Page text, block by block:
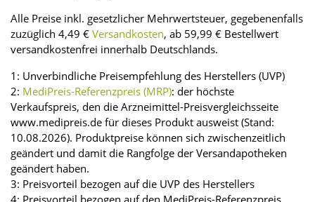
Alle Preise inkl. gesetzlicher Mehrwertsteuer, gegebenenfalls
zuzüglich 4,49 € Versandkosten, ab 59,99 € Bestellwert
versandkostenfrei innerhalb Deutschlands.
1: Unverbindliche Preisempfehlung des Herstellers (UVP)
2: MediPreis-Referenzpreis (MRP): der höchste
Verkaufspreis, den die Arzneimittel-Preisvergleichsseite
www.medipreis.de für dieses Produkt ausweist (Stand:
10.08.2026). Produktpreise können sich zwischenzeitlich
geändert und damit die Rangfolge der Versandapotheken
geändert haben.
3: Preisvorteil bezogen auf die UVP des Herstellers